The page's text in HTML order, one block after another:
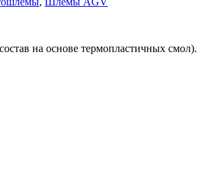
на основе термопластичных смол).